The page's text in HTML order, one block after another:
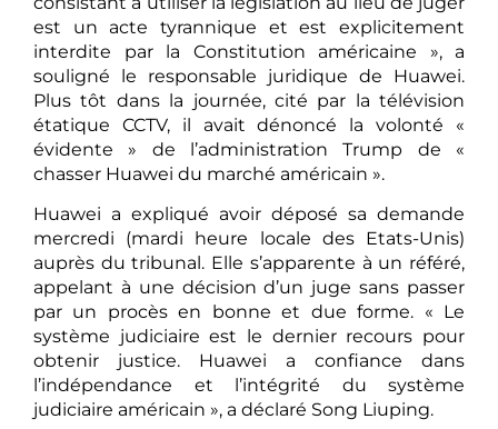
est un acte tyrannique et est explicitement
interdite par la Constitution américaine », a
souligné le responsable juridique de Huawei.
Plus tôt dans la journée, cité par la télévision
étatique CCTV, il avait dénoncé la volonté «
évidente » de l’administration Trump de «
chasser Huawei du marché américain ».
Huawei a expliqué avoir déposé sa demande
mercredi (mardi heure locale des Etats-Unis)
auprès du tribunal. Elle s’apparente à un référé,
appelant à une décision d’un juge sans passer
par un procès en bonne et due forme. « Le
système judiciaire est le dernier recours pour
obtenir justice. Huawei a confiance dans
l’indépendance et l’intégrité du système
judiciaire américain », a déclaré Song Liuping.